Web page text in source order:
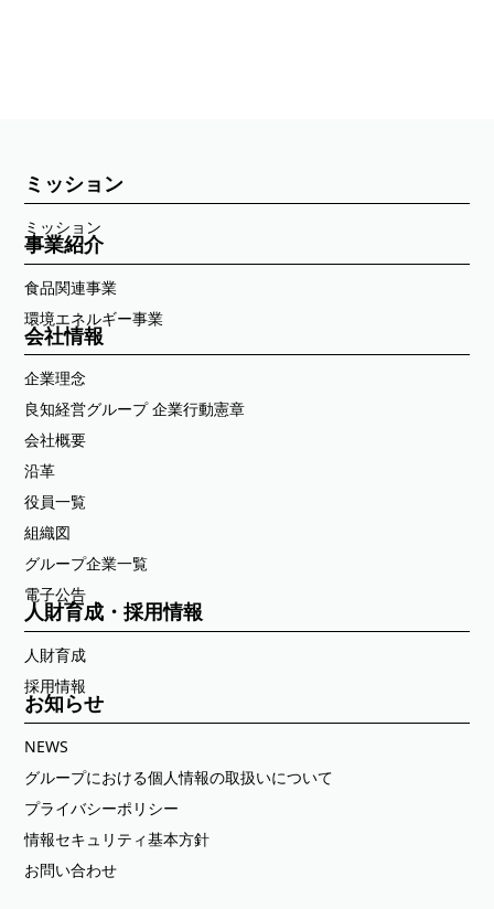
ミッション
ミッション
事業紹介
食品関連事業
環境エネルギー事業
会社情報
企業理念
良知経営グループ 企業行動憲章
会社概要
沿革
役員一覧
組織図
グループ企業一覧
電子公告
人財育成・採用情報
人財育成
採用情報
お知らせ
NEWS
グループにおける個人情報の取扱いについて
プライバシーポリシー
情報セキュリティ基本方針
お問い合わせ